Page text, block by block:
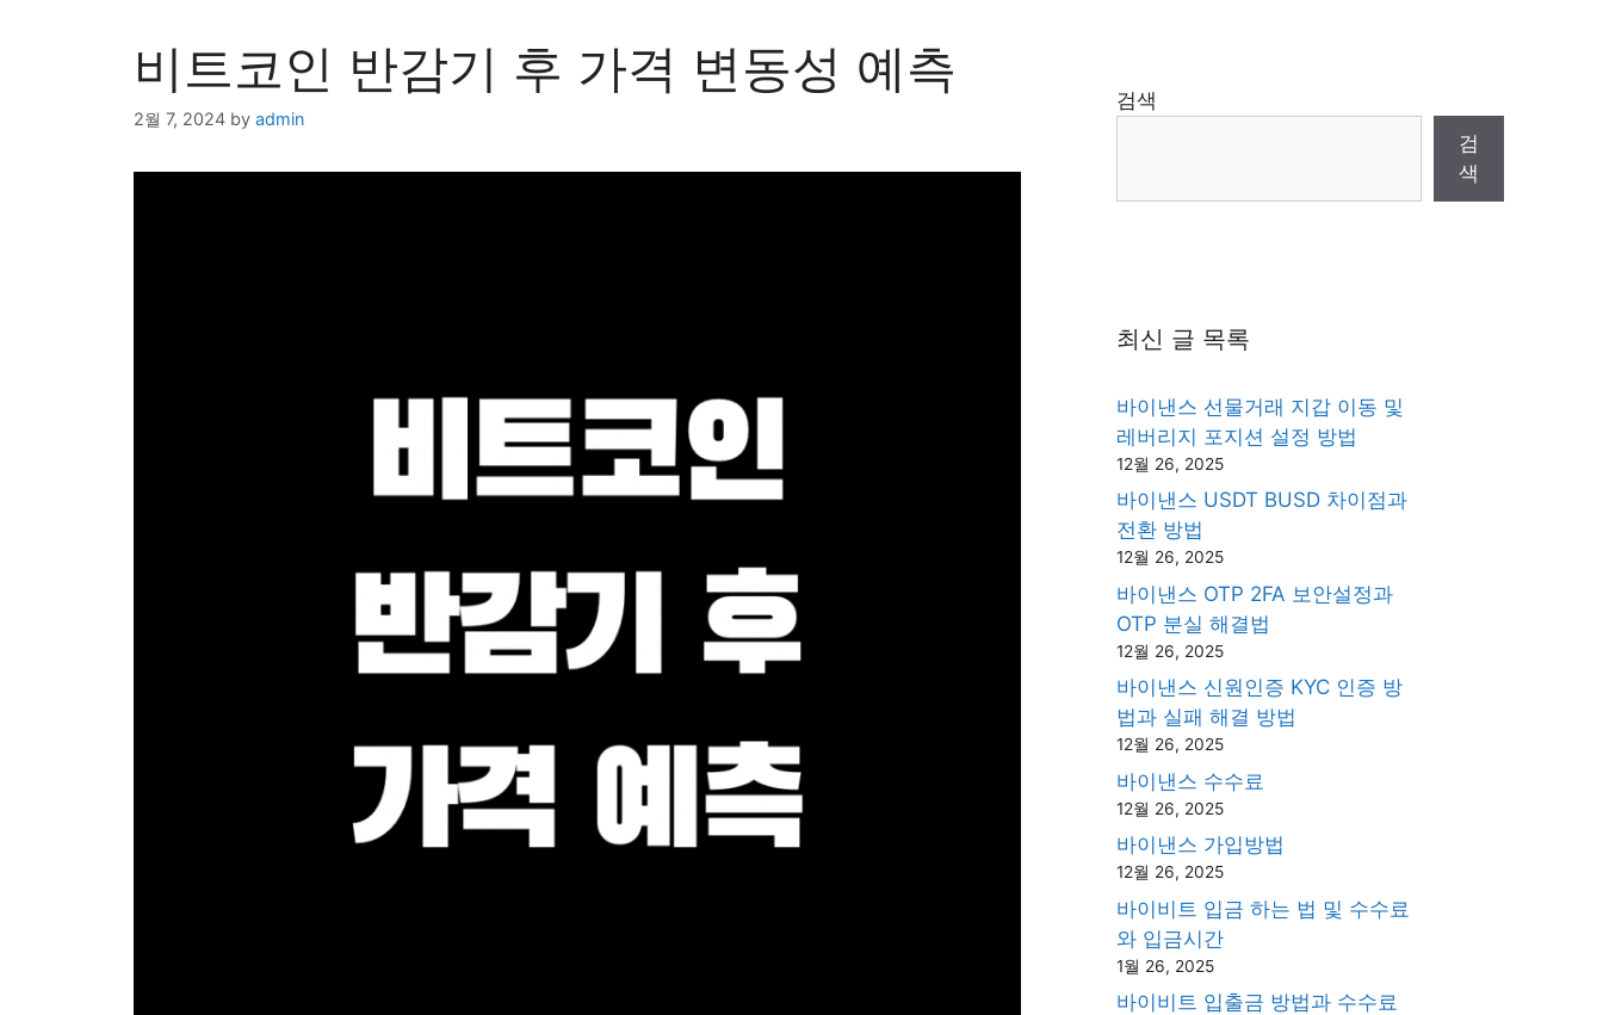
비트코인 반감기 후 가격 변동성 예측
2월 7, 2024 by admin
검색
검
색
최신 글 목록
바이낸스 선물거래 지갑 이동 및
레버리지 포지션 설정 방법
12월 26, 2025
바이낸스 USDT BUSD 차이점과
전환 방법
12월 26, 2025
바이낸스 OTP 2FA 보안설정과
OTP 분실 해결법
12월 26, 2025
바이낸스 신원인증 KYC 인증 방
법과 실패 해결 방법
12월 26, 2025
바이낸스 수수료
12월 26, 2025
바이낸스 가입방법
12월 26, 2025
바이비트 입금 하는 법 및 수수료
와 입금시간
1월 26, 2025
바이비트 입출금 방법과 수수료